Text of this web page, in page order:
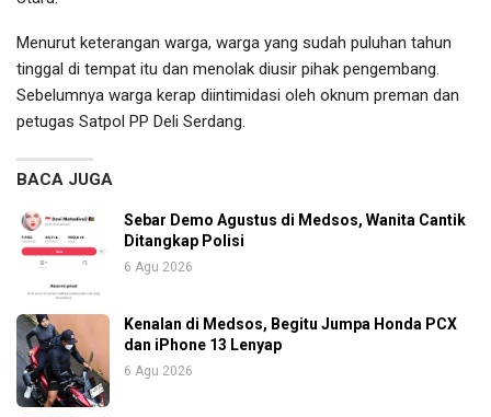
Menurut keterangan warga, warga yang sudah puluhan tahun
tinggal di tempat itu dan menolak diusir pihak pengembang.
Sebelumnya warga kerap diintimidasi oleh oknum preman dan
petugas Satpol PP Deli Serdang.
BACA JUGA
Sebar Demo Agustus di Medsos, Wanita Cantik
Ditangkap Polisi
6 Agu 2026
Kenalan di Medsos, Begitu Jumpa Honda PCX
dan iPhone 13 Lenyap
6 Agu 2026